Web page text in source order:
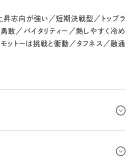
昇志向が強い／短期決戦型／トップラ
敢／バイタリティー／熱しやすく冷め
ットーは挑戦と衝動／タフネス／融通
スタンスに。これからの明るい未来が見え